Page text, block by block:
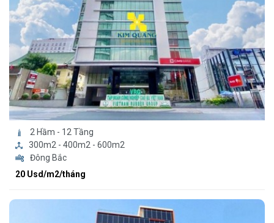
2 Hầm - 12 Tầng
300m2 - 400m2 - 600m2
Đông Bắc
20 Usd/m2/tháng